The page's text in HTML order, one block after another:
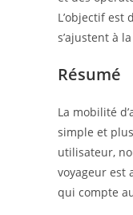
L’objectif
s’ajustent à
Résumé
La mobilité
simple et
utilisateur,
voyageur est
qui compte